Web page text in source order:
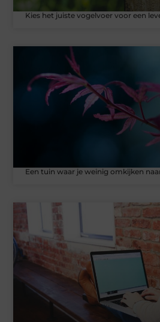
Kies het juiste vogelvoer voor een
Een tuin waar je weinig omkijken